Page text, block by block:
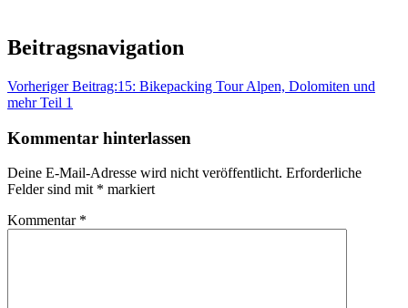
Beitragsnavigation
Vorheriger Beitrag:15: Bikepacking Tour Alpen, Dolomiten und
mehr Teil 1
Kommentar hinterlassen
Deine E-Mail-Adresse wird nicht veröffentlicht. Erforderliche
Felder sind mit * markiert
Kommentar *